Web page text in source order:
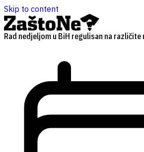
Skip to content
Rad nedjeljom u BiH regulisan na različite